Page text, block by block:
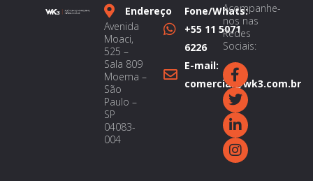
Endereço
Avenida
Moaci,
525 –
Sala 809
Moema –
São
Paulo –
SP
04083-
004
Fone/Whats:
+55 11 5071
6226
E-mail:
comercial@wk3.com.br
Acompanhe-
nos nas
Redes
Sociais: